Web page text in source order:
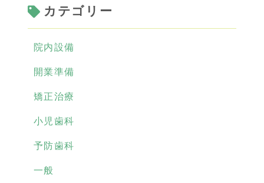
カテゴリー
院内設備
開業準備
矯正治療
小児歯科
予防歯科
一般